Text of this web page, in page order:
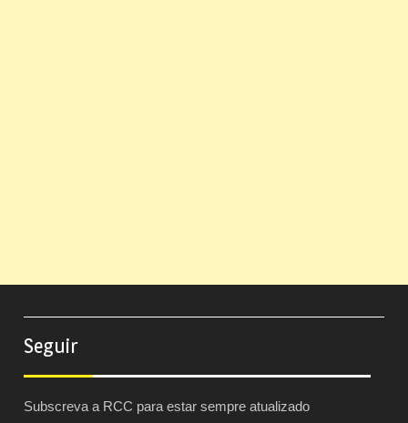
Seguir
Subscreva a RCC para estar sempre atualizado